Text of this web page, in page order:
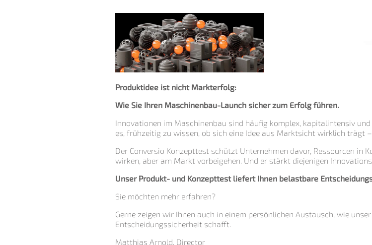
Produktidee ist nicht Markterfolg:
Wie Sie Ihren Maschinenbau-Launch sicher zum Erfolg führen.
Innovationen im Maschinenbau sind häufig komplex, kapitalintensiv
es, frühzeitig zu wissen, ob sich eine Idee aus Marktsicht wirklich trägt
Der Conversio Konzepttest schützt Unternehmen davor, Ressourcen in
wirken, aber am Markt vorbeigehen. Und er stärkt diejenigen
Unser Produkt- und Konzepttest liefert Ihnen belastbare
Sie möchten mehr erfahren?
Gerne zeigen wir Ihnen auch in einem persönlichen Austausch, wie
Entscheidungssicherheit schafft.
Matthias Arnold, Director